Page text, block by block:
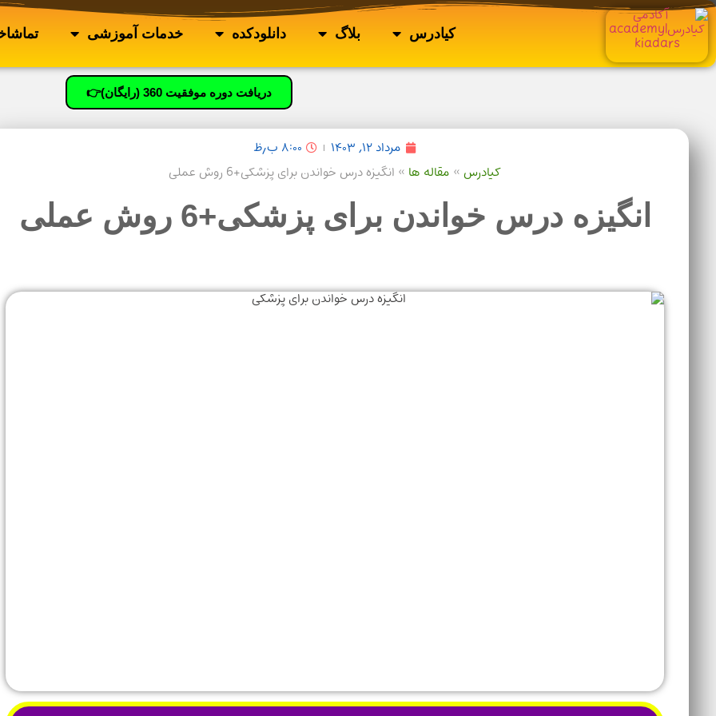
کیادرس بلاگ دانلودکده خدمات آموزشی
دریافت دوره موفقیت 360 (رایگان)👉
مرداد ۱۲, ۱۴۰۳
۸:۰۰ ب٫ظ
کیادرس» مقاله ها » انگیزه درس خواندن برای پزشکی+6 روش عملی
انگیزه درس خواندن برای پزشکی+6 روش عملی